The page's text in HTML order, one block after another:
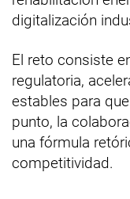
digitalización
El reto consiste
regulatoria,
estables para
punto, la
una fórmula
competitividad.